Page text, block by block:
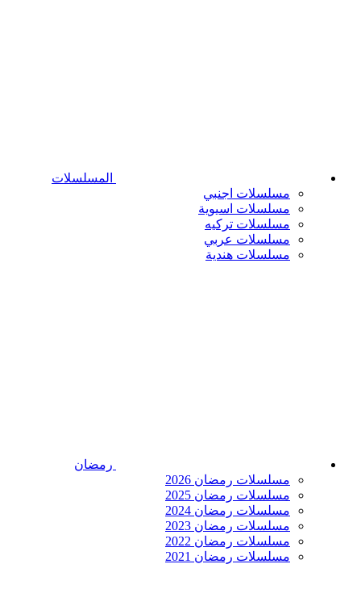
المسلسلات
مسلسلات اجنبي
مسلسلات اسيوية
مسلسلات تركيه
مسلسلات عربي
مسلسلات هندية
رمضان
مسلسلات رمضان 2026
مسلسلات رمضان 2025
مسلسلات رمضان 2024
مسلسلات رمضان 2023
مسلسلات رمضان 2022
مسلسلات رمضان 2021